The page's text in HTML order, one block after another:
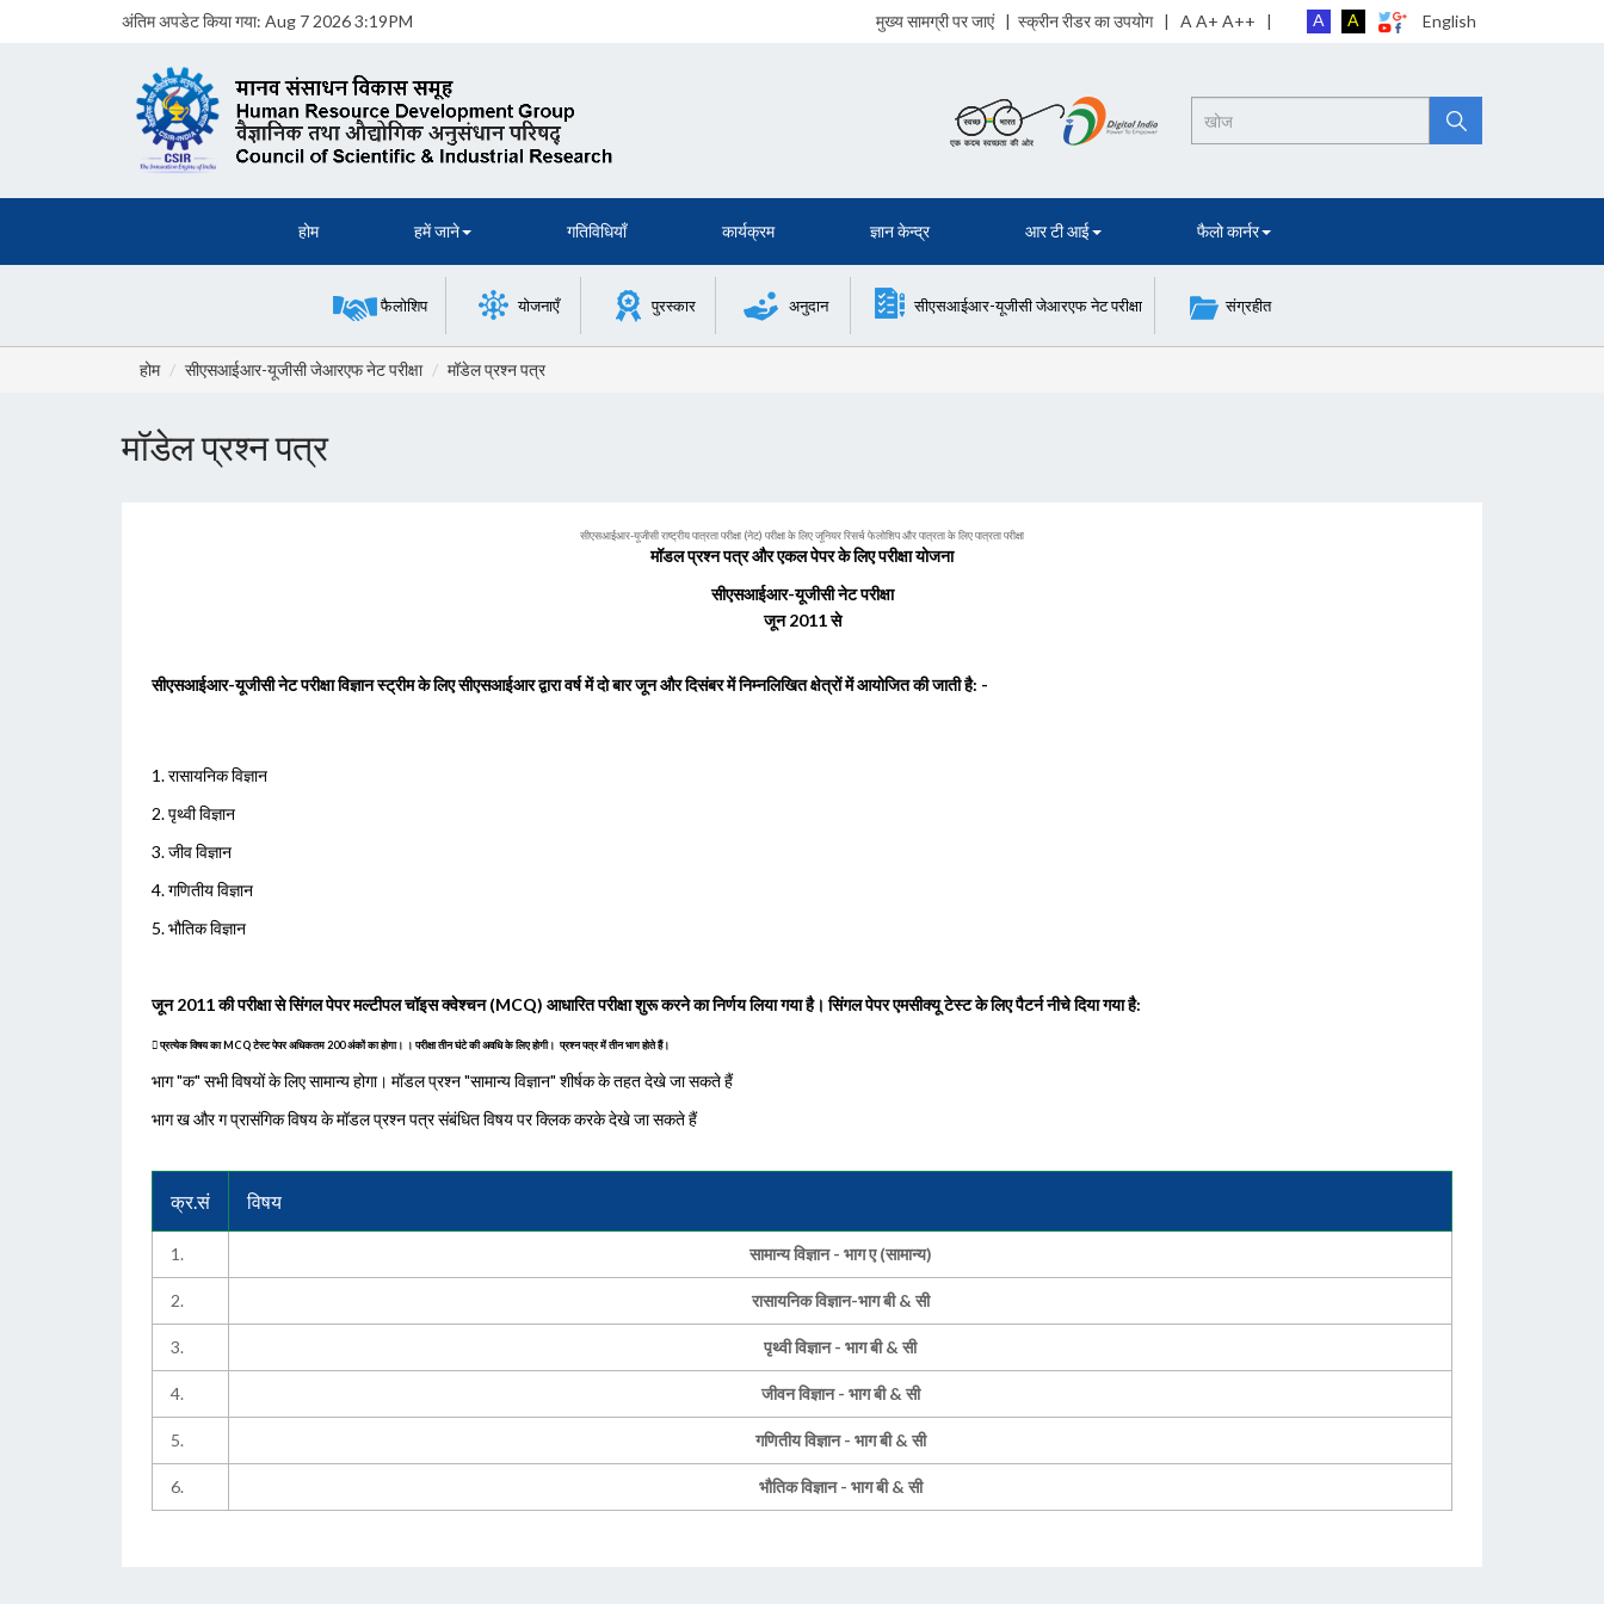
अंतिम अपडेट किया गया: Aug 7 2026 3:19PM मुख्य सामग्री पर जाएं| स्क्रीन रीडर का उपयोग| A A+ A++ | A A English
Search
होम हमें जाने गतिविधियाँ कार्यक्रम ज्ञान केन्द्र आर टी आई फैलो कार्नर
फैलोशिप योजनाएँ पुरस्कार अनुदान सीएसआईआर-यूजीसी जेआरएफ नेट परीक्षा संग्रहीत
होम सीएसआईआर-यूजीसी जेआरएफ नेट परीक्षा मॉडेल प्रश्न पत्र
मॉडेल प्रश्न पत्र
सीएसआईआर-यूजीसी राष्ट्रीय पात्रता परीक्षा (नेट) परीक्षा के लिए जूनियर रिसर्च फेलोशिप और पात्रता के लिए पात्रता परीक्षा
मॉडल प्रश्न पत्र और एकल पेपर के लिए परीक्षा योजना
सीएसआईआर-यूजीसी नेट परीक्षा
जून 2011 से
सीएसआईआर-यूजीसी नेट परीक्षा विज्ञान स्ट्रीम के लिए सीएसआईआर द्वारा वर्ष में दो बार जून और दिसंबर में निम्नलिखित क्षेत्रों में आयोजित की जाती है: -
1. रासायनिक विज्ञान
2. पृथ्वी विज्ञान
3. जीव विज्ञान
4. गणितीय विज्ञान
5. भौतिक विज्ञान
जून 2011 की परीक्षा से सिंगल पेपर मल्टीपल चॉइस क्वेश्चन (MCQ) आधारित परीक्षा शुरू करने का निर्णय लिया गया है। सिंगल पेपर एमसीक्यू टेस्ट के लिए पैटर्न नीचे दिया गया है:
 प्रत्येक विषय का MCQ टेस्ट पेपर अधिकतम 200 अंकों का होगा। । परीक्षा तीन घंटे की अवधि के लिए होगी। प्रश्न पत्र में तीन भाग होते हैं।
भाग "क" सभी विषयों के लिए सामान्य होगा। मॉडल प्रश्न "सामान्य विज्ञान" शीर्षक के तहत देखे जा सकते हैं
भाग ख और ग प्रासंगिक विषय के मॉडल प्रश्न पत्र संबंधित विषय पर क्लिक करके देखे जा सकते हैं
क्र.सं विषय
1. सामान्य विज्ञान - भाग ए (सामान्य)
2. रासायनिक विज्ञान-भाग बी & सी
3. पृथ्वी विज्ञान - भाग बी & सी
4. जीवन विज्ञान - भाग बी & सी
5. गणितीय विज्ञान - भाग बी & सी
6. भौतिक विज्ञान - भाग बी & सी